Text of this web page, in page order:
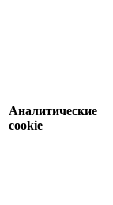
Аналитические
cookie